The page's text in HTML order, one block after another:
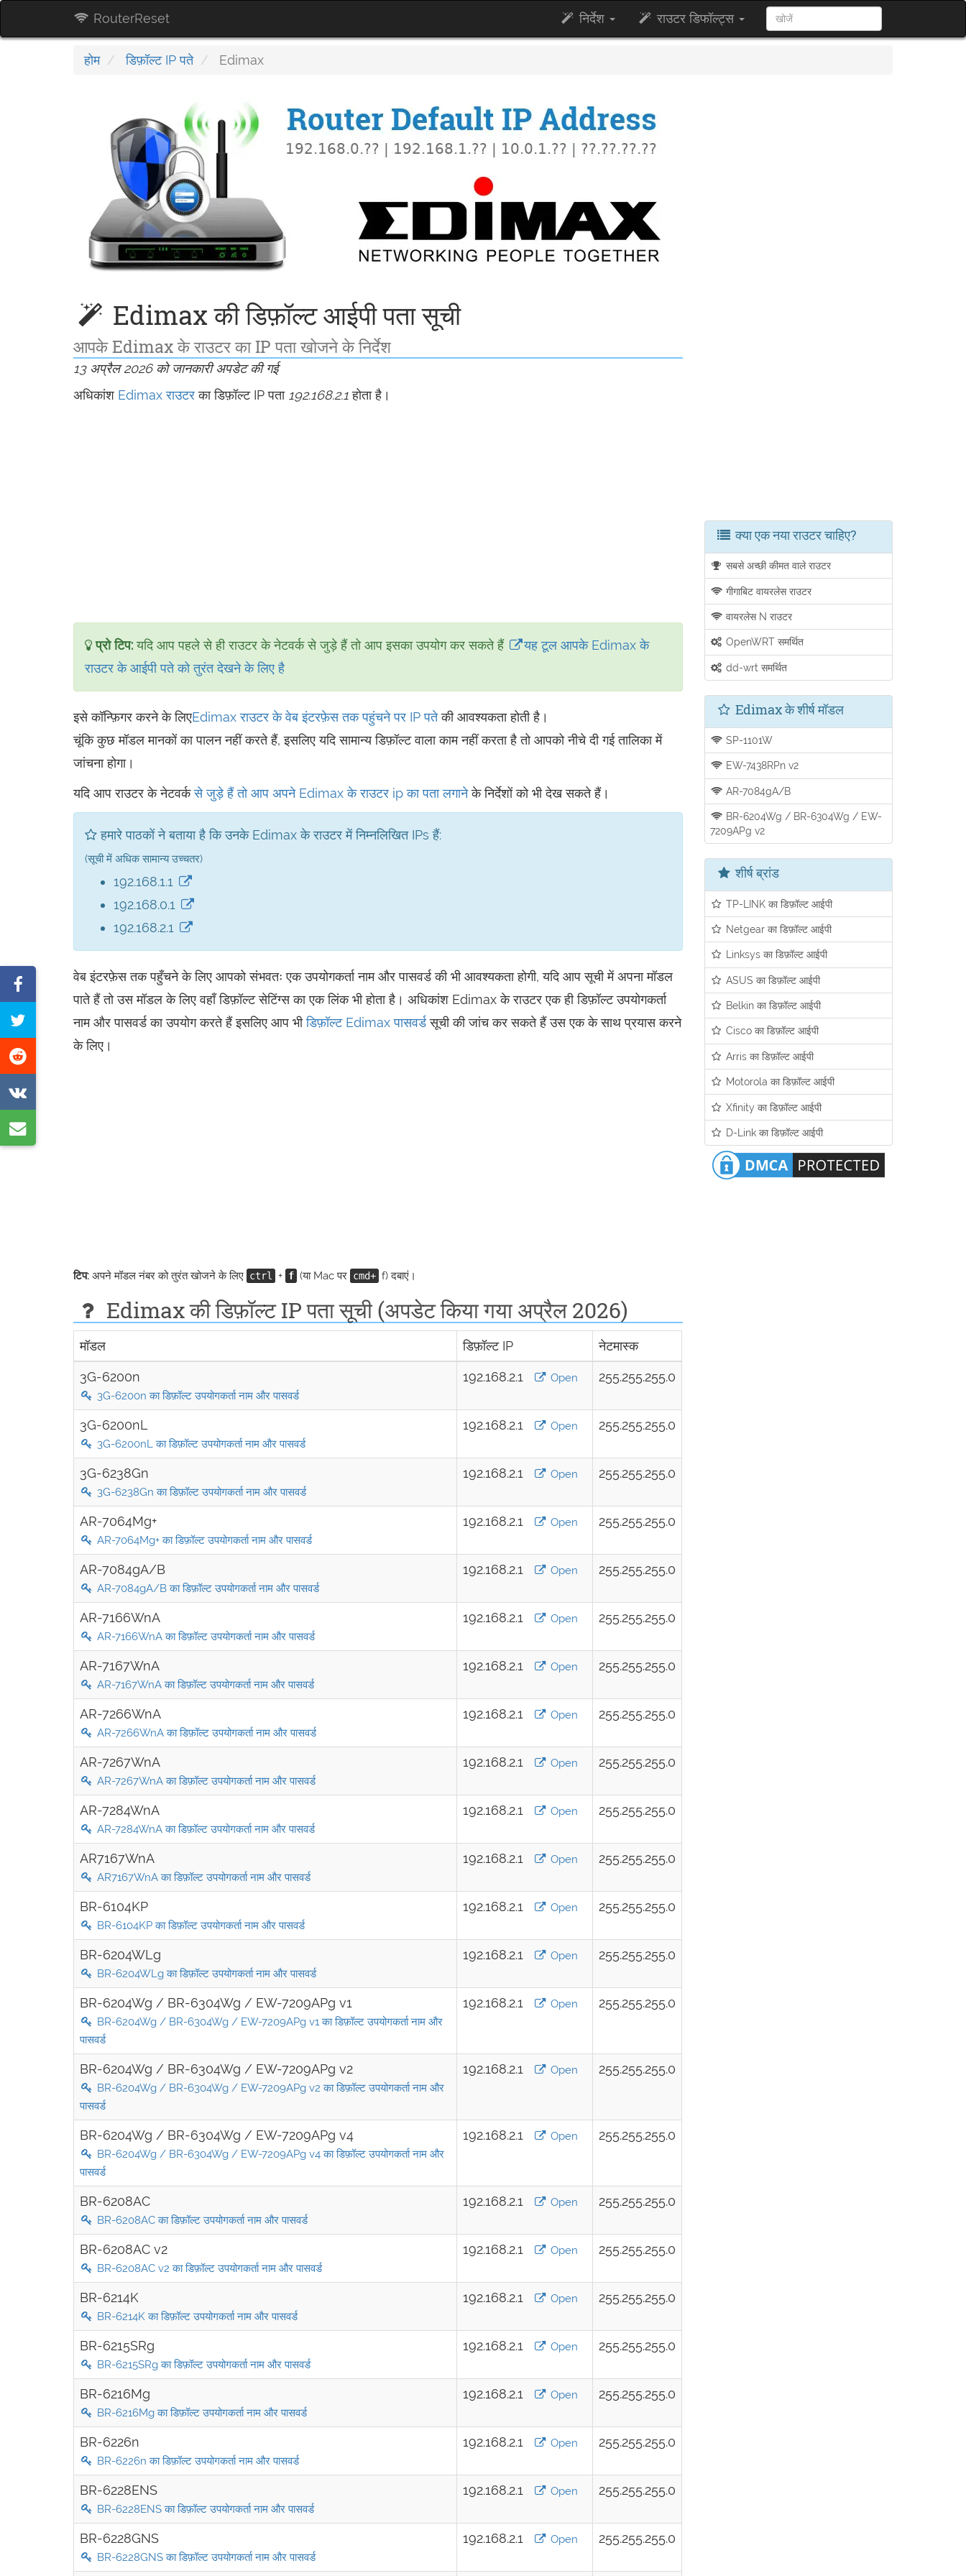
RouterReset निर्देश राउटर डिफॉल्ट्स
होम डिफ़ॉल्ट IP पते Edimax
Edimax की डिफ़ॉल्ट आईपी पता सूची
आपके Edimax के राउटर का IP पता खोजने के निर्देश
13 अप्रैल 2026 को जानकारी अपडेट की गई
अधिकांश Edimax राउटरका डिफ़ॉल्ट IP पता 192.168.2.1होता है।
प्रो टिप:यदि आप पहले से ही राउटर के नेटवर्क से जुड़े हैं तो आप इसका उपयोग कर सकते हैं
यह टूल आपके Edimax के
राउटर के आईपी पते को तुरंत देखने के लिए है
इसे कॉन्फ़िगर करने के लिएEdimax राउटर के वेब इंटरफ़ेस तक पहुंचने पर IP पतेकी आवश्यकता होती है।
चूंकि कुछ मॉडल मानकों का पालन नहीं करते हैं, इसलिए यदि सामान्य डिफ़ॉल्ट वाला काम नहीं करता है तो आपको नीचे दी गई तालिका में
जांचना होगा।
यदि आप राउटर के नेटवर्कसे जुड़े हैं तो आप अपने Edimax के राउटर ip का पता लगानेके निर्देशों को भी देख सकते हैं।
हमारे पाठकों ने बताया है कि उनके Edimax के राउटर में निम्नलिखित IPs हैं:
(सूची में अधिक सामान्य उच्चतर)
192.168.1.1
192.168.0.1
192.168.2.1
वेब इंटरफ़ेस तक पहुँचने के लिए आपको संभवतः एक उपयोगकर्ता नाम और पासवर्ड की भी आवश्यकता होगी, यदि आप सूची में अपना मॉडल
पाते हैं तो उस मॉडल के लिए वहाँ डिफ़ॉल्ट सेटिंग्स का एक लिंक भी होता है। अधिकांश Edimax के राउटर एक ही डिफ़ॉल्ट उपयोगकर्ता
नाम और पासवर्ड का उपयोग करते हैं इसलिए आप भीडिफ़ॉल्ट Edimax पासवर्डसूची की जांच कर सकते हैं उस एक के साथ प्रयास करने
के लिए।
टिप: अपने मॉडल नंबर को तुरंत खोजने के लिए ctrl + f (या Mac पर cmd+ f) दबाएं।
Edimax की डिफ़ॉल्ट IP पता सूची (अपडेट किया गया अप्रैल 2026)
मॉडल डिफ़ॉल्ट IP नेटमास्क
3G-6200n
3G-6200n का डिफ़ॉल्ट उपयोगकर्ता नाम और पासवर्ड
192.168.2.1 Open 255.255.255.0
3G-6200nL
3G-6200nL का डिफ़ॉल्ट उपयोगकर्ता नाम और पासवर्ड
192.168.2.1 Open 255.255.255.0
3G-6238Gn
3G-6238Gn का डिफ़ॉल्ट उपयोगकर्ता नाम और पासवर्ड
192.168.2.1 Open 255.255.255.0
AR-7064Mg+
AR-7064Mg+ का डिफ़ॉल्ट उपयोगकर्ता नाम और पासवर्ड
192.168.2.1 Open 255.255.255.0
AR-7084gA/B
AR-7084gA/B का डिफ़ॉल्ट उपयोगकर्ता नाम और पासवर्ड
192.168.2.1 Open 255.255.255.0
AR-7166WnA
AR-7166WnA का डिफ़ॉल्ट उपयोगकर्ता नाम और पासवर्ड
192.168.2.1 Open 255.255.255.0
AR-7167WnA
AR-7167WnA का डिफ़ॉल्ट उपयोगकर्ता नाम और पासवर्ड
192.168.2.1 Open 255.255.255.0
AR-7266WnA
AR-7266WnA का डिफ़ॉल्ट उपयोगकर्ता नाम और पासवर्ड
192.168.2.1 Open 255.255.255.0
AR-7267WnA
AR-7267WnA का डिफ़ॉल्ट उपयोगकर्ता नाम और पासवर्ड
192.168.2.1 Open 255.255.255.0
AR-7284WnA
AR-7284WnA का डिफ़ॉल्ट उपयोगकर्ता नाम और पासवर्ड
192.168.2.1 Open 255.255.255.0
AR7167WnA
AR7167WnA का डिफ़ॉल्ट उपयोगकर्ता नाम और पासवर्ड
192.168.2.1 Open 255.255.255.0
BR-6104KP
BR-6104KP का डिफ़ॉल्ट उपयोगकर्ता नाम और पासवर्ड
192.168.2.1 Open 255.255.255.0
BR-6204WLg
BR-6204WLg का डिफ़ॉल्ट उपयोगकर्ता नाम और पासवर्ड
192.168.2.1 Open 255.255.255.0
BR-6204Wg / BR-6304Wg / EW-7209APg v1
BR-6204Wg / BR-6304Wg / EW-7209APg v1 का डिफ़ॉल्ट उपयोगकर्ता नाम और
पासवर्ड
192.168.2.1 Open 255.255.255.0
BR-6204Wg / BR-6304Wg / EW-7209APg v2
BR-6204Wg / BR-6304Wg / EW-7209APg v2 का डिफ़ॉल्ट उपयोगकर्ता नाम और
पासवर्ड
192.168.2.1 Open 255.255.255.0
BR-6204Wg / BR-6304Wg / EW-7209APg v4
BR-6204Wg / BR-6304Wg / EW-7209APg v4 का डिफ़ॉल्ट उपयोगकर्ता नाम और
पासवर्ड
192.168.2.1 Open 255.255.255.0
BR-6208AC
BR-6208AC का डिफ़ॉल्ट उपयोगकर्ता नाम और पासवर्ड
192.168.2.1 Open 255.255.255.0
BR-6208AC v2
BR-6208AC v2 का डिफ़ॉल्ट उपयोगकर्ता नाम और पासवर्ड
192.168.2.1 Open 255.255.255.0
BR-6214K
BR-6214K का डिफ़ॉल्ट उपयोगकर्ता नाम और पासवर्ड
192.168.2.1 Open 255.255.255.0
BR-6215SRg
BR-6215SRg का डिफ़ॉल्ट उपयोगकर्ता नाम और पासवर्ड
192.168.2.1 Open 255.255.255.0
BR-6216Mg
BR-6216Mg का डिफ़ॉल्ट उपयोगकर्ता नाम और पासवर्ड
192.168.2.1 Open 255.255.255.0
BR-6226n
BR-6226n का डिफ़ॉल्ट उपयोगकर्ता नाम और पासवर्ड
192.168.2.1 Open 255.255.255.0
BR-6228ENS
BR-6228ENS का डिफ़ॉल्ट उपयोगकर्ता नाम और पासवर्ड
192.168.2.1 Open 255.255.255.0
BR-6228GNS
BR-6228GNS का डिफ़ॉल्ट उपयोगकर्ता नाम और पासवर्ड
192.168.2.1 Open 255.255.255.0
पर
पेज
करें
पर
पर
साझा
मेल
क्या एक नया राउटर चाहिए?
सबसे अच्छी कीमत वाले राउटर
गीगाबिट वायरलेस राउटर
वायरलेस N राउटर
OpenWRT समर्थित
dd-wrt समर्थित
Edimax के शीर्ष मॉडल
SP-1101W
EW-7438RPn v2
AR-7084gA/B
BR-6204Wg / BR-6304Wg / EW-
7209APg v2
शीर्ष ब्रांड
TP-LINK का डिफ़ॉल्ट आईपी
Netgear का डिफ़ॉल्ट आईपी
Linksys का डिफ़ॉल्ट आईपी
ASUS का डिफ़ॉल्ट आईपी
Belkin का डिफ़ॉल्ट आईपी
Cisco का डिफ़ॉल्ट आईपी
Arris का डिफ़ॉल्ट आईपी
Motorola का डिफ़ॉल्ट आईपी
Xfinity का डिफ़ॉल्ट आईपी
D-Link का डिफ़ॉल्ट आईपी